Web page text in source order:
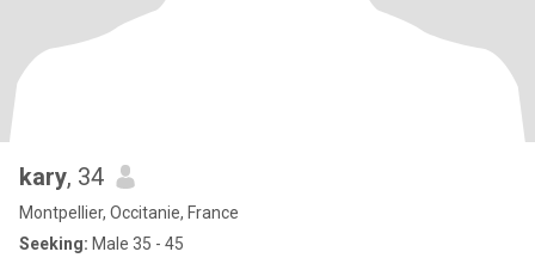
kary, 34
Montpellier, Occitanie, France
Seeking: Male 35 - 45